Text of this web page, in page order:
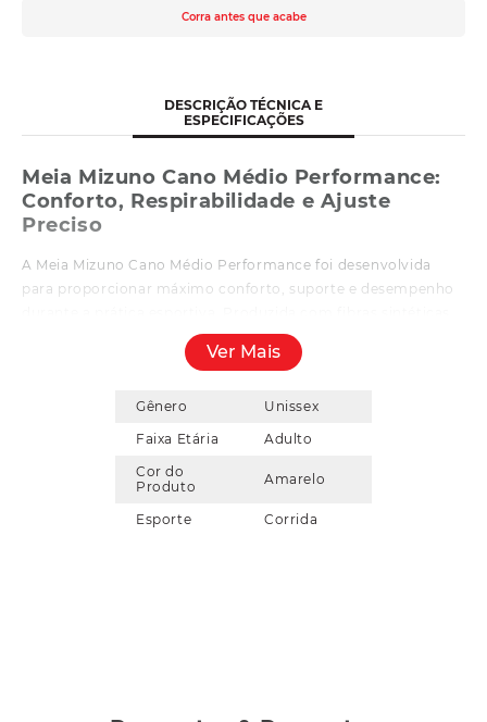
Corra antes que acabe
DESCRIÇÃO TÉCNICA E
ESPECIFICAÇÕES
Meia Mizuno Cano Médio Performance:
Conforto, Respirabilidade e Ajuste
Preciso
A Meia Mizuno Cano Médio Performance foi desenvolvida
para proporcionar máximo conforto, suporte e desempenho
de alta tecnologia, o modelo garante ajuste eficiente e
respirabilidade para acompanhar diferentes níveis de
Com base principal em poliamida, a meia oferece toque
macio e excelente adaptação ao formato dos pés. Seu design
funcional foi pensado para otimizar o desempenho,
Ver Mais
Gênero
Unissex
Faixa Etária
Adulto
Cor do
Produto
Amarelo
Esporte Corrida